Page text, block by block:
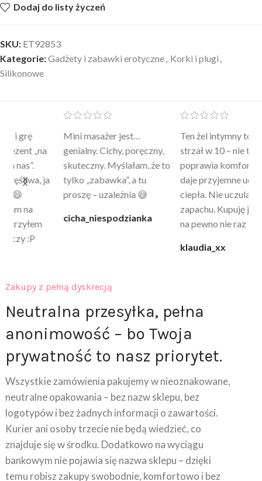
Dodaj do listy życzeń
SKU: ET92853
Kategorie:Gadżety i zabawki erotyczne, Korki i plugi ,
Silikonowe
Mini masażer jest…
genialny. Cichy, poręczny,
skuteczny. Myślałam, że to
tylko „zabawka”, a tu
proszę – uzależnia 😅
cicha_niespodzianka
Ten żel intymny to był
strzał w 10 – nie tylko
poprawia komfort, ale też
daje przyjemne uczucie
ciepła. Nie uczula, bez
zapachu. Kupuję już 3 raz i
na pewno nie raz kupie
Zakupy z pełną dyskrecją
Neutralna przesyłka, pełna
anonimowość – bo Twoja
prywatność to nasz priorytet.
Wszystkie zamówienia pakujemy w nieoznakowane,
neutralne opakowania – bez nazw sklepu, bez
logotypów i bez żadnych informacji o zawartości.
Kurier ani osoby trzecie nie będą wiedzieć, co
znajduje się w środku. Dodatkowo na wyciągu
bankowym nie pojawia się nazwa sklepu – dzięki
temu robisz zakupy swobodnie, komfortowo i bez